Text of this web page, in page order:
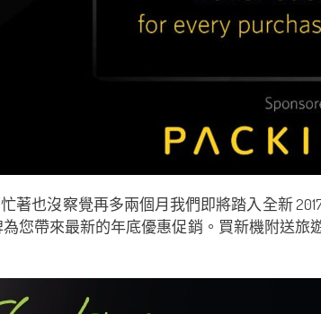
著也沒察覺再多兩個月我們即將踏入全新
您帶來最新的年底優惠促銷。買新機附送